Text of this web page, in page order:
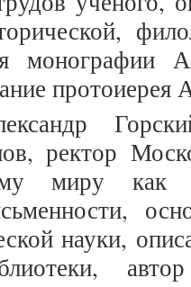
монографии
протоиерея
ректор
миру как
науки,